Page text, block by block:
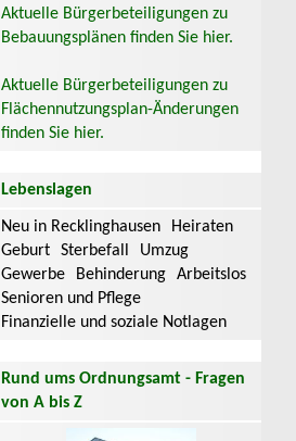
Aktuelle Bürgerbeteiligungen zu
Bebauungsplänen finden Sie hier.
Aktuelle Bürgerbeteiligungen zu
Flächennutzungsplan-Änderungen
finden Sie hier.
Lebenslagen
Neu in Recklinghausen
Heiraten
Geburt
Sterbefall
Umzug
Gewerbe
Behinderung
Arbeitslos
Senioren und Pflege
Finanzielle und soziale Notlagen
Rund ums Ordnungsamt - Fragen
von A bis Z